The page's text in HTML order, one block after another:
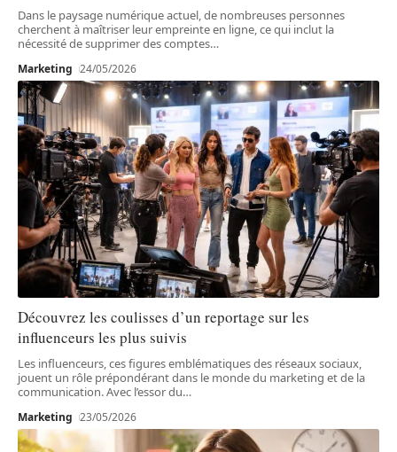
Dans le paysage numérique actuel, de nombreuses personnes
cherchent à maîtriser leur empreinte en ligne, ce qui inclut la
nécessité de supprimer des comptes…
Marketing 24/05/2026
Découvrez les coulisses d’un reportage sur les
influenceurs les plus suivis
Les influenceurs, ces figures emblématiques des réseaux sociaux,
jouent un rôle prépondérant dans le monde du marketing et de la
communication. Avec l’essor du…
Marketing 23/05/2026